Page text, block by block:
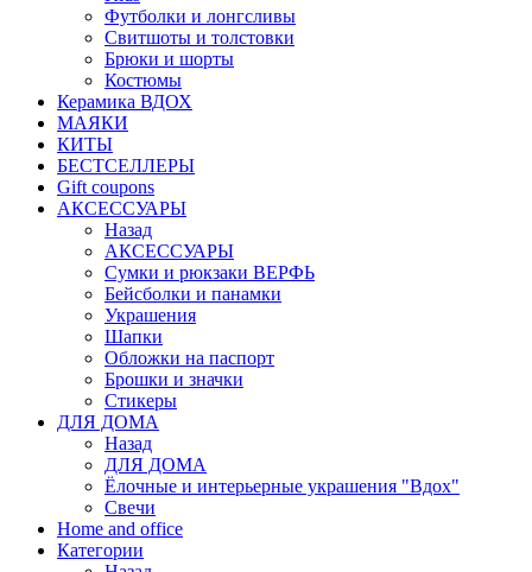
Футболки и лонгсливы
Свитшоты и толстовки
Брюки и шорты
Костюмы
Керамика ВДОХ
МАЯКИ
КИТЫ
БЕСТСЕЛЛЕРЫ
Gift coupons
АКСЕССУАРЫ
Назад
АКСЕССУАРЫ
Сумки и рюкзаки ВЕРФЬ
Бейсболки и панамки
Украшения
Шапки
Обложки на паспорт
Брошки и значки
Стикеры
ДЛЯ ДОМА
Назад
ДЛЯ ДОМА
Ёлочные и интерьерные украшения "Вдох"
Свечи
Home and office
Категории